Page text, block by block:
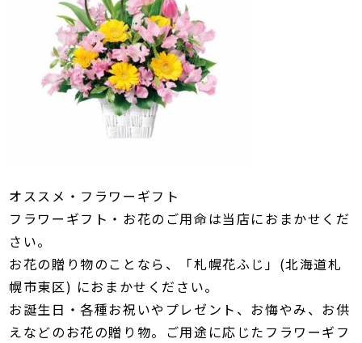
オススメ・フラワーギフト
フラワーギフト・お花のご用命は当店におまかせくだ
さい。
お花の贈り物のことなら、「札幌花ふじ」(北海道札
幌市東区) におまかせください。
お誕生日・各種お祝いやプレゼント、お悔やみ、お供
えなどのお花の贈り物。ご用途に応じたフラワーギフ